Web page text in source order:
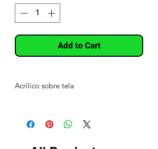
Add to Cart
Acrílico sobre tela